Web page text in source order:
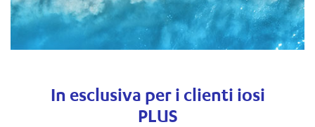
In esclusiva per i clienti iosi
PLUS